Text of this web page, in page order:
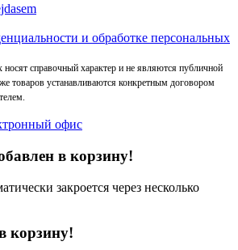
и обработке персональных
носят справочный характер и не являются публичной
товаров устанавливаются конкретным договором
офис
в корзину!
закроется через несколько
корзину!